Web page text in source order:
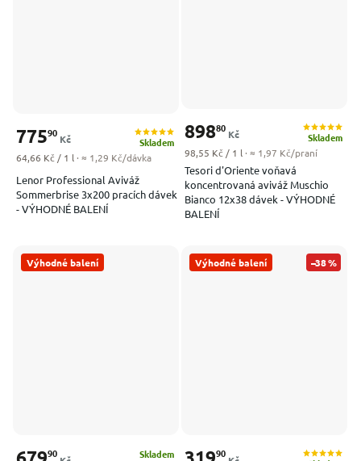
Lenor Professional Aviváž
Sommerbrise 3x200 pracích dávek
- VÝHODNÉ BALENÍ
Skladem
77590
Kč
Měrná cena:
64,66 Kč / 1 l · ≈ 1,29 Kč/dávka
Tesori d'Oriente voňavá
koncentrovaná aviváž Muschio
Bianco 12x38 dávek - VÝHODNÉ
BALENÍ
Skladem
89880
Kč
Měrná cena:
98,55 Kč / 1 l · ≈ 1,97 Kč/praní
Výhodné balení
Skladem
90
Výhodné balení –38 %
90